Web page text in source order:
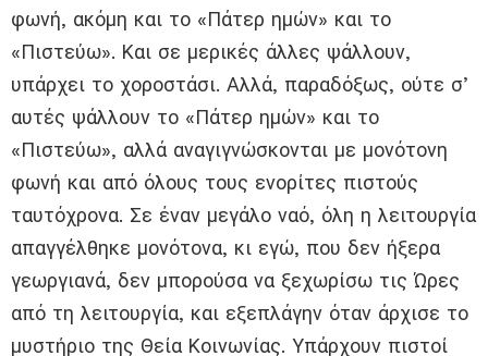
φωνή, ακόμη και το «Πάτερ ημών» και το
«Πιστεύω». Και σε μερικές άλλες ψάλλουν,
υπάρχει το χοροστάσι. Αλλά, παραδόξως, ούτε σ’
αυτές ψάλλουν το «Πάτερ ημών» και το
«Πιστεύω», αλλά αναγιγνώσκονται με μονότονη
φωνή και από όλους τους ενορίτες πιστούς
ταυτόχρονα. Σε έναν μεγάλο ναό, όλη η λειτουργία
απαγγέλθηκε μονότονα, κι εγώ, που δεν ήξερα
γεωργιανά, δεν μπορούσα να ξεχωρίσω τις Ώρες
από τη λειτουργία, και εξεπλάγην όταν άρχισε το
μυστήριο της Θεία Κοινωνίας. Υπάρχουν πιστοί